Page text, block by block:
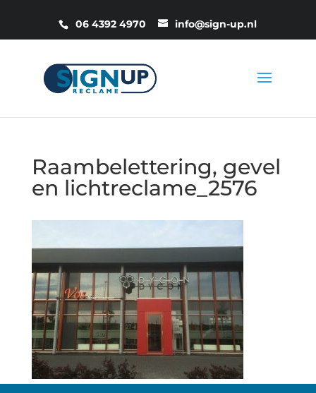
06 4392 4970 info@sign-up.nl
Raambelettering, gevel
en lichtreclame_2576